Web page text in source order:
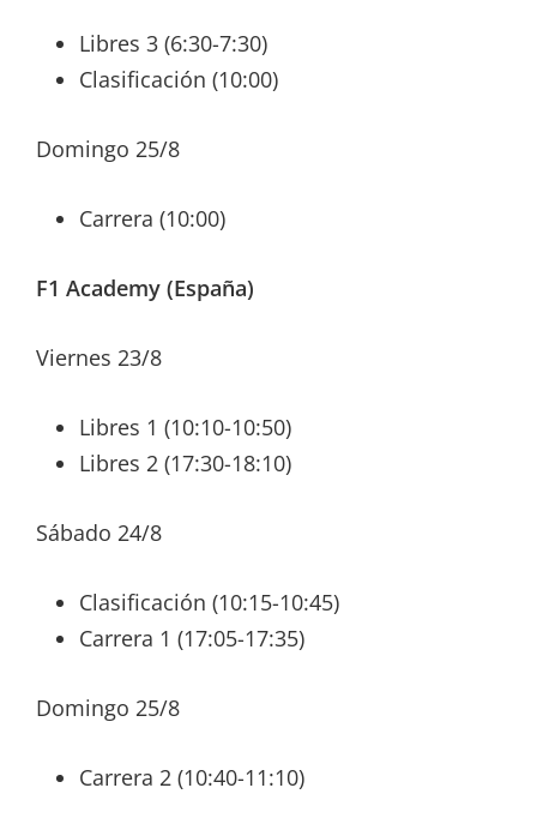
Libres 3 (6:30-7:30)
Clasificación (10:00)
Domingo 25/8
Carrera (10:00)
F1 Academy (España)
Viernes 23/8
Libres 1 (10:10-10:50)
Libres 2 (17:30-18:10)
Sábado 24/8
Clasificación (10:15-10:45)
Carrera 1 (17:05-17:35)
Domingo 25/8
Carrera 2 (10:40-11:10)